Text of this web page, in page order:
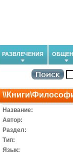
РАЗВЛЕЧЕНИЯ
\\Книги\
Название:
Автор:
Раздел:
Тип:
Язык: